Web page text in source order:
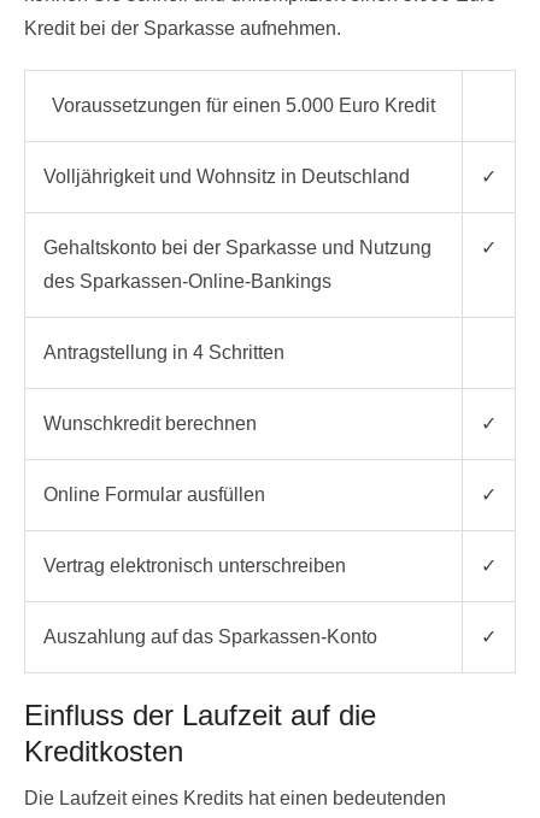
Kredit bei der Sparkasse aufnehmen.
Voraussetzungen für einen 5.000 Euro Kredit
Volljährigkeit und Wohnsitz in Deutschland ✓
Gehaltskonto bei der Sparkasse und Nutzung
des Sparkassen-Online-Bankings
✓
Antragstellung in 4 Schritten
Wunschkredit berechnen ✓
Online Formular ausfüllen ✓
Vertrag elektronisch unterschreiben ✓
Auszahlung auf das Sparkassen-Konto ✓
Einfluss der Laufzeit auf die
Kreditkosten
Die Laufzeit eines Kredits hat einen bedeutenden